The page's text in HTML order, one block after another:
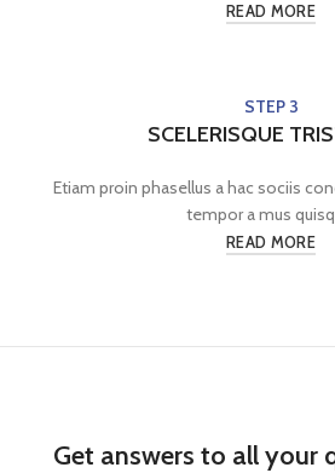
READ MORE
STEP 3
SCELERISQUE
Etiam proin phasellus a hac sociis
tempor a mus
READ MORE
Get answers to all your